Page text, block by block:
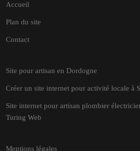
Accueil
Plan du site
Contact
Site pour artisan en Dordogne
Créer un site internet pour activité locale à
Site internet pour artisan plombier
Turing Web
Mentions légales